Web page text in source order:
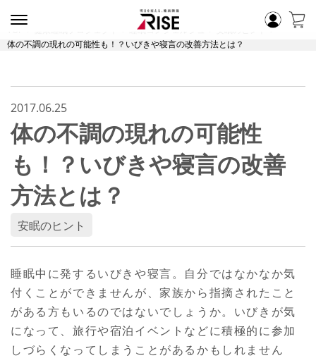
睡眠コンシェルジュ
体の不調の現れの可能性も！？いびきや寝言の改善方法とは？
2017.06.25
体の不調の現れの可能性
も！？いびきや寝言の改善
方法とは？
安眠のヒント
睡眠中に発するいびきや寝言。自分ではなかなか気
付くことができませんが、家族から指摘されたこと
がある方もいるのではないでしょうか。いびきが気
になって、旅行や宿泊イベントなどに積極的に参加
しづらくなってしまうことがあるかもしれません